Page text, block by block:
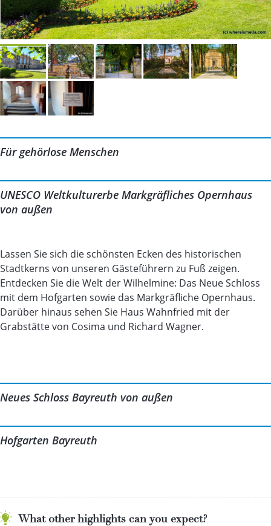
Für gehörlose Menschen
UNESCO Weltkulturerbe Markgräfliches Opernhaus
von außen
Lassen Sie sich die schönsten Ecken des historischen
Stadtkerns von unseren Gästeführern zu Fuß zeigen.
Entdecken Sie die Welt der Wilhelmine: Das Neue Schloss
mit dem Hofgarten sowie das Markgräfliche Opernhaus.
Darüber hinaus sehen Sie Haus Wahnfried mit der
Grabstätte von Cosima und Richard Wagner.
Neues Schloss Bayreuth von außen
Hofgarten Bayreuth
What other highlights can you expect?